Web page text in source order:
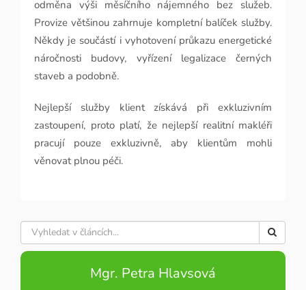
odměna výši měsíčního nájemného bez služeb.
Provize většinou zahrnuje kompletní balíček služby.
Někdy je součástí i vyhotovení průkazu energetické
náročnosti budovy, vyřízení legalizace černých
staveb a podobně.
Nejlepší služby klient získává při exkluzivním
zastoupení, proto platí, že nejlepší realitní makléři
pracují pouze exkluzivně, aby klientům mohli
věnovat plnou péči.
Mgr. Petra Hlavsová